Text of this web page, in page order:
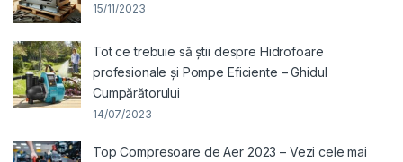
15/11/2023
Tot ce trebuie să știi despre Hidrofoare
profesionale și Pompe Eficiente – Ghidul
Cumpărătorului
14/07/2023
Top Compresoare de Aer 2023 – Vezi cele mai